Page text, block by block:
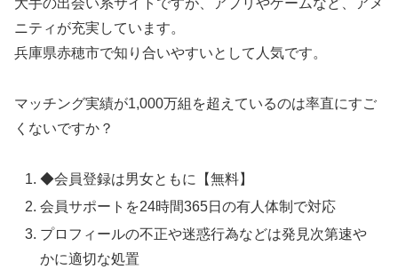
大手の出会い系サイトですが、アプリやゲームなど、アメ
ニティが充実しています。
兵庫県赤穂市で知り合いやすいとして人気です。
マッチング実績が1,000万組を超えているのは率直にすご
くないですか？
◆会員登録は男女ともに【無料】
会員サポートを24時間365日の有人体制で対応
プロフィールの不正や迷惑行為などは発見次第速や
かに適切な処置